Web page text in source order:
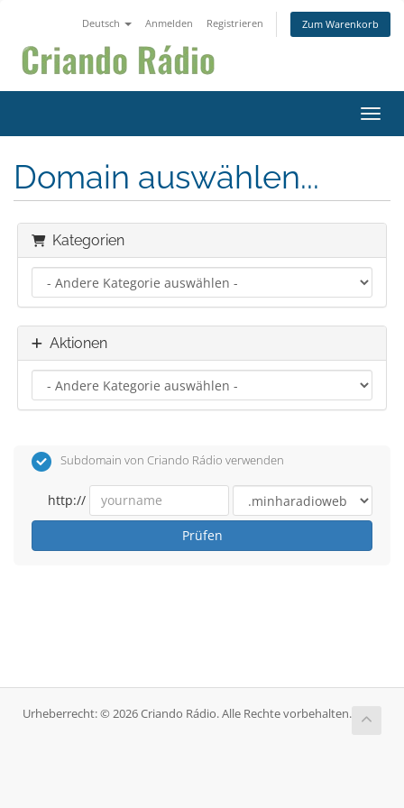
Deutsch Anmelden Registrieren Zum Warenkorb
Domain auswählen...
Kategorien
Aktionen
Subdomain von Criando Rádio verwenden
http://
Prüfen
Urheberrecht: © 2026 Criando Rádio. Alle Rechte vorbehalten.